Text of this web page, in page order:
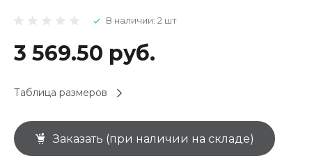
В наличии: 2 шт
3 569.50 руб.
Таблица размеров
Заказать (при наличии на складе)